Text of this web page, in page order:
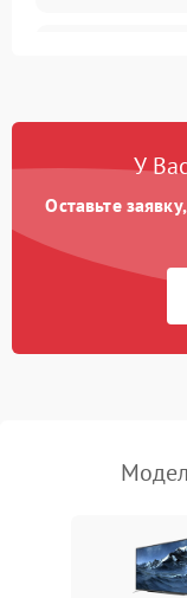
Сеть и
Аудио
Сетевая
У
Оставьте